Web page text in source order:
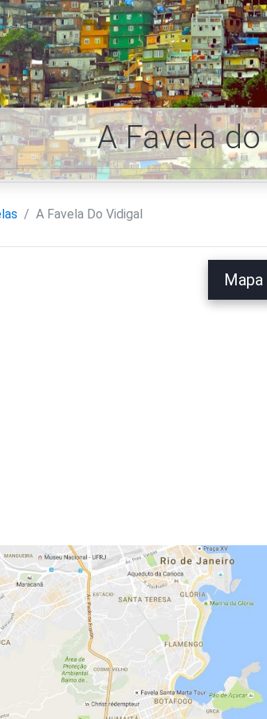
A Favela
A Favela Do Vidigal
Mapa